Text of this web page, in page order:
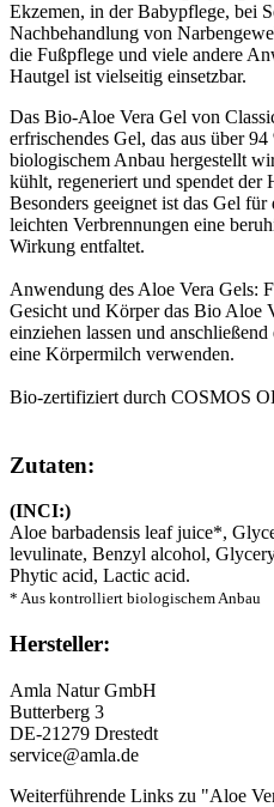
Ekzemen, in der Babypflege, bei
Nachbehandlung von
die Fußpflege und viele andere
Hautgel ist vielseitig einsetzbar.
Das Bio-Aloe Vera Gel von
erfrischendes Gel, das aus über
biologischem Anbau hergestellt
kühlt, regeneriert und spendet der
Besonders geeignet ist das Gel
leichten Verbrennungen eine
Wirkung entfaltet.
Anwendung des Aloe Vera Gels:
Gesicht und Körper das Bio Aloe
einziehen lassen und
eine Körpermilch verwenden.
Bio-zertifiziert durch COSMOS
Zutaten:
(INCI:)
Aloe barbadensis leaf juice*,
levulinate, Benzyl alcohol,
Phytic acid, Lactic acid.
* Aus kontrolliert biologischem Anbau
Hersteller:
Amla Natur GmbH
Butterberg 3
DE-21279 Drestedt
service@amla.de
Weiterführende Links zu "Aloe